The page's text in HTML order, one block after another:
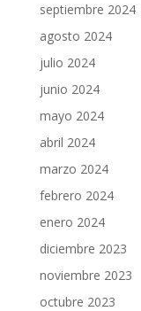
septiembre 2024
agosto 2024
julio 2024
junio 2024
mayo 2024
abril 2024
marzo 2024
febrero 2024
enero 2024
diciembre 2023
noviembre 2023
octubre 2023